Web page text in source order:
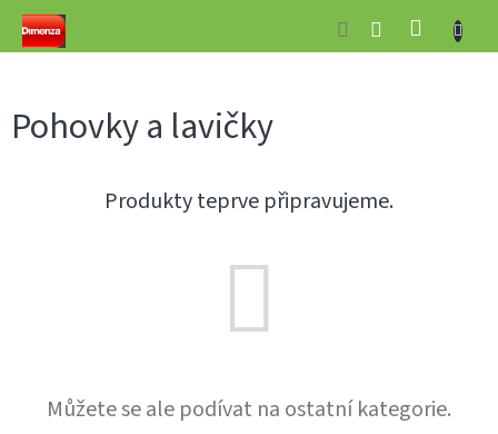
Přejít
obsah
KOŠÍK
Pohovky a lavičky
Produkty teprve připravujeme.
Můžete se ale podívat na ostatní kategorie.